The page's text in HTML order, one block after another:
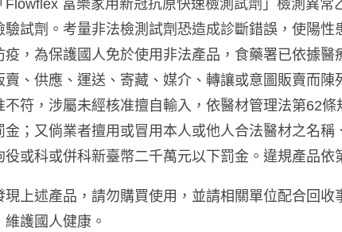
Flowflex 富樂家用新冠抗原快速檢測試劑」檢測異
試劑。考量非法檢測試劑恐造成診斷錯誤，使陽
，為保護國人免於使用非法產品，食藥署已依據
、供應、運送、寄藏、媒介、轉讓或意圖販賣而陳
不符，涉屬未經核准擅自輸入，依醫材管理法第62
金；又倘業者擅用或冒用本人或他人合法醫材之名
或科或併科新臺幣二千萬元以下罰金。違規產品依
現上述產品，請勿購買使用，並請相關單位配合回
護國人健康。